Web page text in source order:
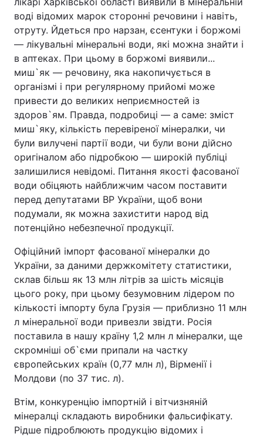
Лонгріди
Відео з Youtube Статті
Інтерв'ю Думки
Архів Вакансії
Контакти
Послуги
Тема оформлення
воді відомих марок сторонні речовини і навіть,
отруту. Йдеться про нарзан, єсентуки і боржомі
— лікувальні мінеральні води, які можна знайти і
в аптеках. При цьому в боржомі виявили...
миш`як — речовину, яка накопичується в
організмі і при регулярному прийомі може
привести до великих неприємностей із
здоров`ям. Правда, подробиці — а саме: зміст
миш`яку, кількість перевіреної мінералки, чи
були вилучені партії води, чи були вони дійсно
оригіналом або підробкою — широкій публіці
залишилися невідомі. Питання якості фасованої
води обіцяють найближчим часом поставити
перед депутатами ВР України, щоб вони
подумали, як можна захистити народ від
потенційно небезпечної продукції.
Офіційний імпорт фасованої мінералки до
України, за даними держкомітету статистики,
склав більш як 13 млн літрів за шість місяців
цього року, при цьому безумовним лідером по
кількості імпорту була Грузія — приблизно 11 млн
л мінеральної води привезли звідти. Росія
поставила в нашу країну 1,2 млн л мінералки, ще
скромніші об`єми припали на частку
європейських країн (0,77 млн л), Вірменії і
Молдови (по 37 тис. л).
Втім, конкуренцію імпортній і вітчизняній
мінералці складають виробники фальсифікату.
Рідше підроблюють продукцію відомих і